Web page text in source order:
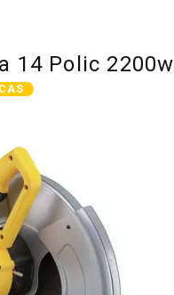
14 Polic 2200w